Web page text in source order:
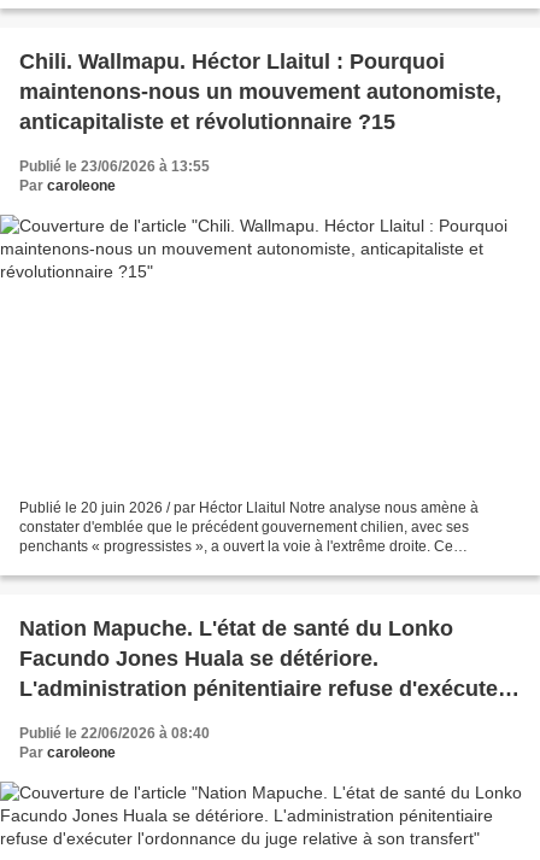
Chili. Wallmapu. Héctor Llaitul : Pourquoi
maintenons-nous un mouvement autonomiste,
anticapitaliste et révolutionnaire ?15
Publié le 23/06/2026 à 13:55
Par caroleone
Publié le 20 juin 2026 / par Héctor Llaitul Notre analyse nous amène à
constater d'emblée que le précédent gouvernement chilien, avec ses
penchants « progressistes », a ouvert la voie à l'extrême droite. Ce
Nation Mapuche. L'état de santé du Lonko
Facundo Jones Huala se détériore.
L'administration pénitentiaire refuse d'exécuter
l'ordonnance du juge relative à son transfert
Publié le 22/06/2026 à 08:40
Par caroleone